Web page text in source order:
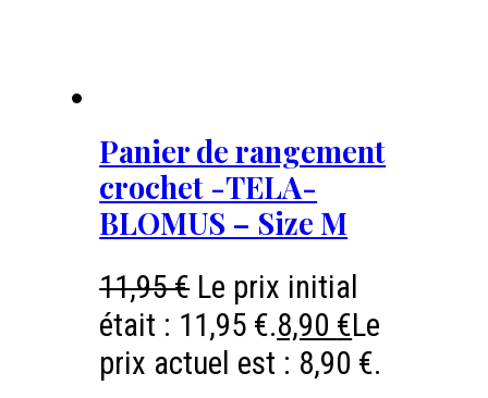
Panier de rangement
crochet -TELA-
BLOMUS – Size M
11,95€ Le prix initial
était : 11,95 €.8,90 €Le
prix actuel est : 8,90 €.